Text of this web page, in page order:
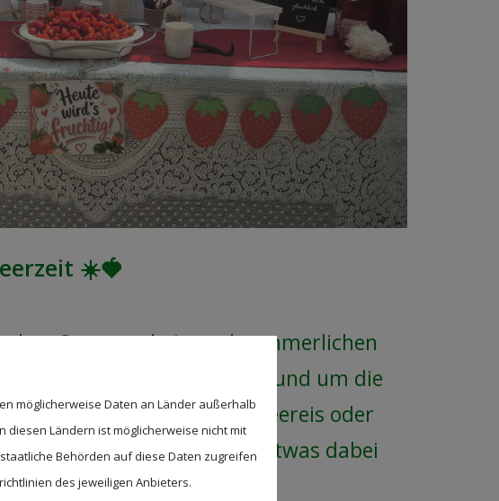
☀️🍓
Sonnenschein und sommerlichen
Motto-Nachmittag rund um die
Erdbeeren, leckeres Erdbeereis oder
für jeden Geschmack war etwas dabei
möglicherweise Daten an Länder außerhalb
diesen Ländern ist möglicherweise nicht mit
Behörden auf diese Daten zugreifen
des jeweiligen Anbieters.